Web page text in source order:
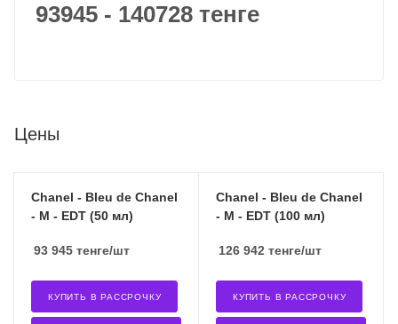
93945 - 140728 тенге
Цены
Chanel - Bleu de Chanel
- M - EDT (50 мл)
93 945 тенге/шт
КУПИТЬ В РАССРОЧКУ
Chanel - Bleu de Chanel
- M - EDT (100 мл)
126 942 тенге/шт
КУПИТЬ В РАССРОЧКУ